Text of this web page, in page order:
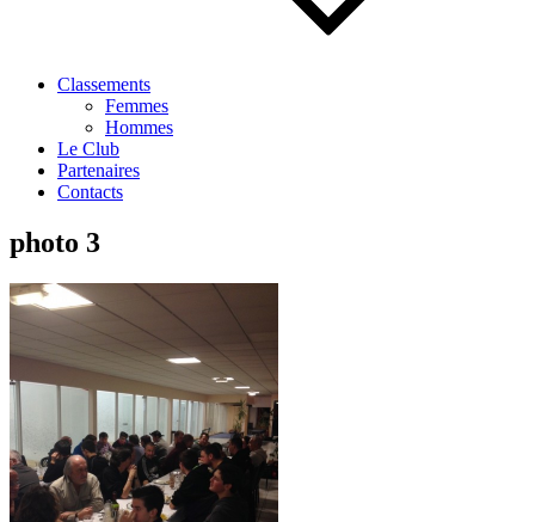
Classements
Femmes
Hommes
Le Club
Partenaires
Contacts
photo 3